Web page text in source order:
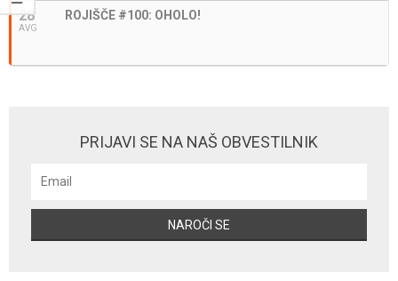
28
AVG
ROJIŠČE #100: OHOLO!
PRIJAVI SE NA NAŠ OBVESTILNIK